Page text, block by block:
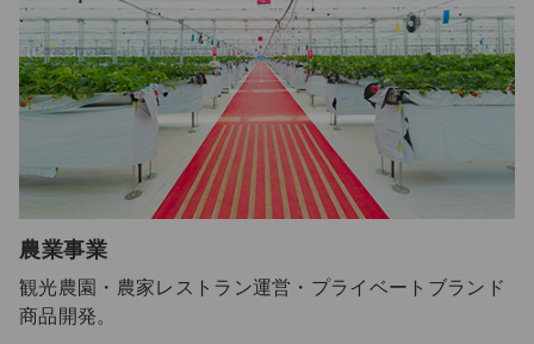
農業事業
観光農園・農家レストラン運営・プライベートブランド
商品開発。